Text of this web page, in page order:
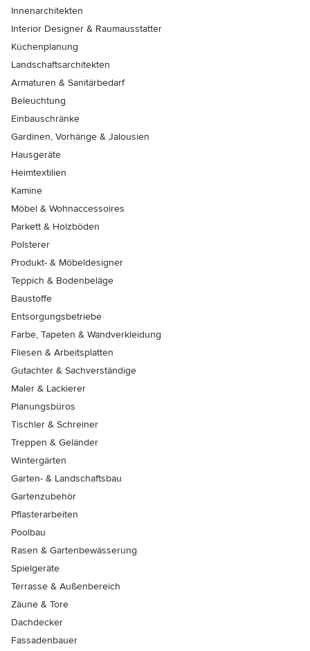
Innenarchitekten
Interior Designer & Raumausstatter
Küchenplanung
Landschaftsarchitekten
Armaturen & Sanitärbedarf
Beleuchtung
Einbauschränke
Gardinen, Vorhänge & Jalousien
Hausgeräte
Heimtextilien
Kamine
Möbel & Wohnaccessoires
Parkett & Holzböden
Polsterer
Produkt- & Möbeldesigner
Teppich & Bodenbeläge
Baustoffe
Entsorgungsbetriebe
Farbe, Tapeten & Wandverkleidung
Fliesen & Arbeitsplatten
Gutachter & Sachverständige
Maler & Lackierer
Planungsbüros
Tischler & Schreiner
Treppen & Geländer
Wintergärten
Garten- & Landschaftsbau
Gartenzubehör
Pflasterarbeiten
Poolbau
Rasen & Gartenbewässerung
Spielgeräte
Terrasse & Außenbereich
Zäune & Tore
Dachdecker
Fassadenbauer